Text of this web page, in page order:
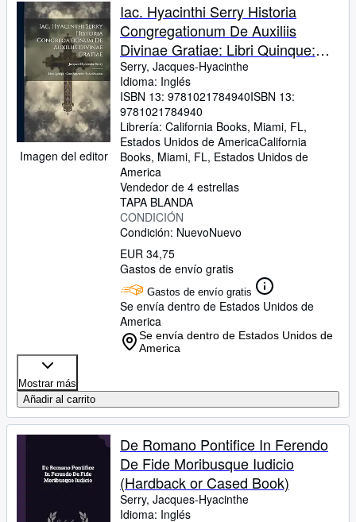
Imagen del editor
Iac. Hyacinthi Serry Historia
Congregationum De Auxiliis
Divinae Gratiae: Libri Quinque:
Cum Appendice Et Additionibus
Serry, Jacques-Hyacinthe
Idioma: Inglés
ISBN 13: 9781021784940ISBN 13:
9781021784940
Librería: California Books, Miami, FL,
Estados Unidos de AmericaCalifornia
Books, Miami, FL, Estados Unidos de
America
Vendedor de 4 estrellas
TAPA BLANDA
CONDICIÓN
Condición: NuevoNuevo
EUR 34,75
Gastos de envío gratis
Gastos de envío gratis
Se envía dentro de Estados Unidos de
America
Se envía dentro de Estados Unidos de
America
Mostrar más
Añadir al carrito
De Romano Pontifice In Ferendo
De Fide Moribusque Iudicio
(Hardback or Cased Book)
Serry, Jacques-Hyacinthe
Idioma: Inglés